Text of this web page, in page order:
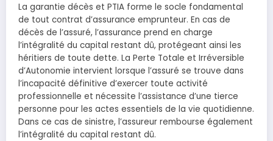
La garantie décès et PTIA forme le socle fondamental
de tout contrat d’assurance emprunteur. En cas de
décès de l’assuré, l’assurance prend en charge
l’intégralité du capital restant dû, protégeant ainsi les
héritiers de toute dette. La Perte Totale et Irréversible
d’Autonomie intervient lorsque l’assuré se trouve dans
l’incapacité définitive d’exercer toute activité
professionnelle et nécessite l’assistance d’une tierce
personne pour les actes essentiels de la vie quotidienne.
Dans ce cas de sinistre, l’assureur rembourse également
l’intégralité du capital restant dû.